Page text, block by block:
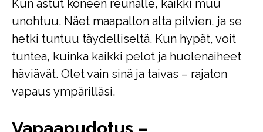
Kun astut koneen reunalle, kaikki muu
unohtuu. Näet maapallon alta pilvien, ja se
hetki tuntuu täydelliseltä. Kun hypät, voit
tuntea, kuinka kaikki pelot ja huolenaiheet
häviävät. Olet vain sinä ja taivas – rajaton
vapaus ympärilläsi.